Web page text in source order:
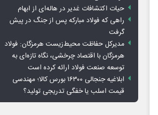
حیات اکتشافات غدیر در هاله‌ای از ابهام
راهی که فولاد مبارکه پس از جنگ در پیش
گرفت
مدیرکل حفاظت محیط‌زیست هرمزگان: فولاد
هرمزگان با اقتصاد چرخشی، نگاه تازه‌ای به
توسعه صنعت فولاد ارائه کرده است
ابلاغیه جنجالی ۱۶۳۰۰ بورس کالا؛ مهندسی
قیمت اسلب یا خفگی تدریجی تولید؟